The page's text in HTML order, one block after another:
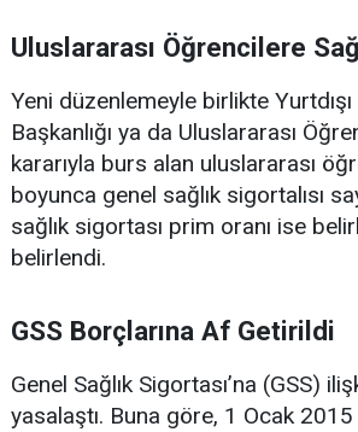
Uluslararası Öğrencilere
Yeni düzenlemeyle birlikte
Başkanlığı ya da Uluslararası
kararıyla burs alan uluslararası
boyunca genel sağlık sigortalısı
sağlık sigortası prim oranı ise
belirlendi.
GSS Borçlarına Af Getirildi
Genel Sağlık Sigortası’na (GSS)
yasalaştı. Buna göre, 1 Ocak